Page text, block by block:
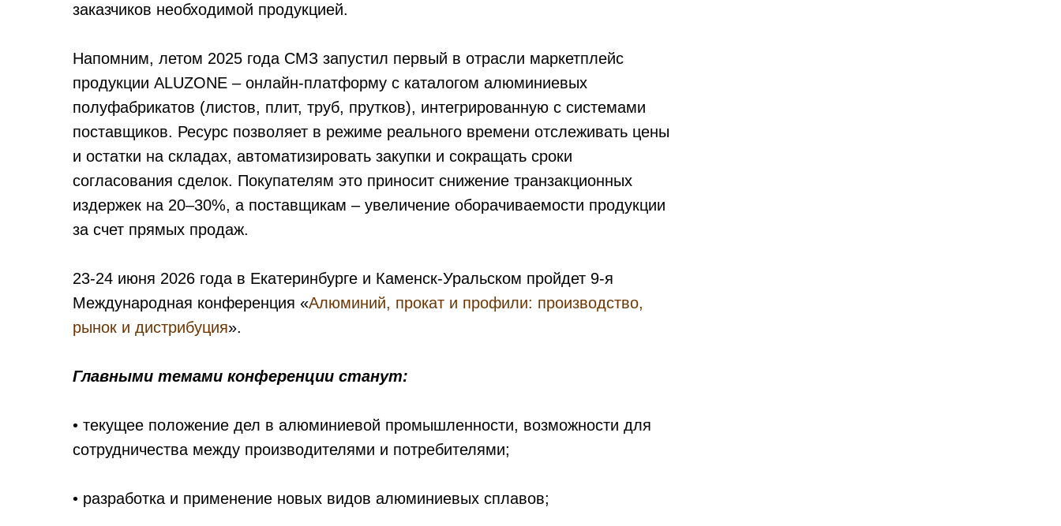
заказчиков необходимой продукцией.
Напомним, летом 2025 года СМЗ запустил первый в отрасли маркетплейс
продукции ALUZONE – онлайн-платформу с каталогом алюминиевых
полуфабрикатов (листов, плит, труб, прутков), интегрированную с системами
поставщиков. Ресурс позволяет в режиме реального времени отслеживать цены
и остатки на складах, автоматизировать закупки и сокращать сроки
согласования сделок. Покупателям это приносит снижение транзакционных
издержек на 20–30%, а поставщикам – увеличение оборачиваемости продукции
за счет прямых продаж.
23-24 июня 2026 года в Екатеринбурге и Каменск-Уральском пройдет 9-я
Международная конференция «Алюминий, прокат и профили: производство,
рынок и дистрибуция».
Главными темами конференции станут:
• текущее положение дел в алюминиевой промышленности, возможности для
сотрудничества между производителями и потребителями;
• разработка и применение новых видов алюминиевых сплавов;